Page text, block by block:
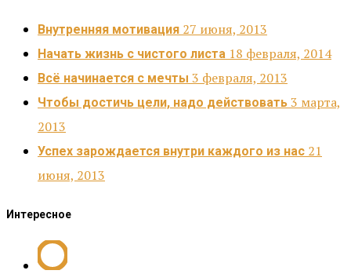
Внутренняя мотивация 27 июня, 2013
Начать жизнь с чистого листа 18 февраля, 2014
Всё начинается с мечты 3 февраля, 2013
Чтобы достичь цели, надо действовать 3 марта,
2013
Успех зарождается внутри каждого из нас 21
июня, 2013
Интересное